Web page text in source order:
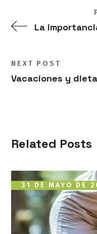
La
NEXT POST
Vacaciones y dieta
Related Posts
31 DE MAYO DE